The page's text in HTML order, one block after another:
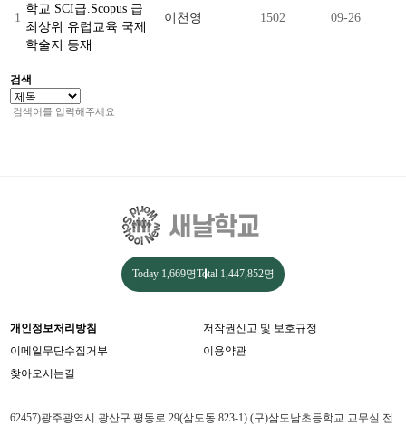
1
학교 SCI급.Scopus 급
최상위 유럽교육 국제
학술지 등재
이천영 1502 09-26
검색
Today 1,669명Total 1,447,852명
개인정보처리방침
저작권신고 및 보호규정
이메일무단수집거부
이용약관
찾아오시는길
62457)광주광역시 광산구 평동로 29(삼도동 823-1) (구)삼도남초등학교 교무실 전